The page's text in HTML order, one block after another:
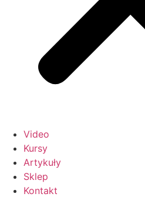
Video
Kursy
Artykuły
Sklep
Kontakt